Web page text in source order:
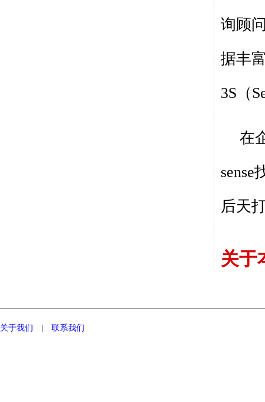
询顾
据丰
3S （
在
sense
后天
关于
关于我们 联系我们